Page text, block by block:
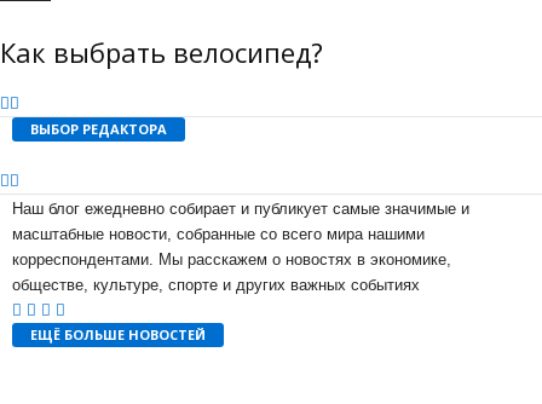
Как выбрать велосипед?
ВЫБОР РЕДАКТОРА
Наш блог ежедневно собирает и публикует самые значимые и
масштабные новости, собранные со всего мира нашими
корреспондентами. Мы расскажем о новостях в экономике,
обществе, культуре, спорте и других важных событиях
ЕЩЁ БОЛЬШЕ НОВОСТЕЙ